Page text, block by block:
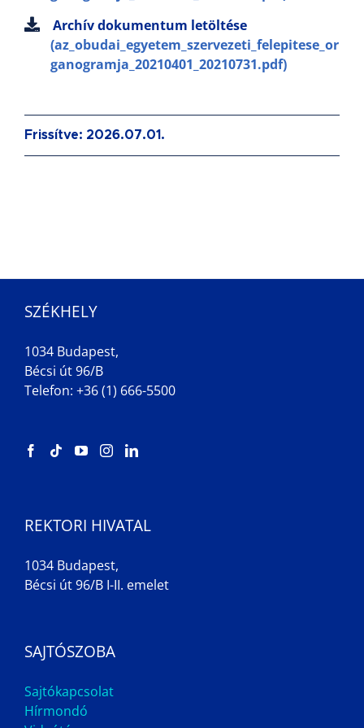
Archív dokumentum letöltése
(az_obudai_egyetem_szervezeti_felepitese_or
ganogramja_20210401_20210731.pdf)
Frissítve: 2026.07.01.
SZÉKHELY
1034 Budapest,
Bécsi út 96/B
Telefon: +36 (1) 666-5500
REKTORI HIVATAL
1034 Budapest,
Bécsi út 96/B I-II. emelet
SAJTÓSZOBA
Sajtókapcsolat
Hírmondó